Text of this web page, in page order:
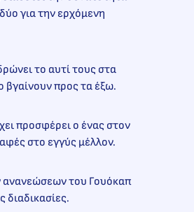
για την ερχόμενη
το αυτί τους στα
βγαίνουν προς τα έξω.
προσφέρει ο ένας στον
στο εγγύς μέλλον.
ανανεώσεων του Γουόκαπ
διαδικασίες.